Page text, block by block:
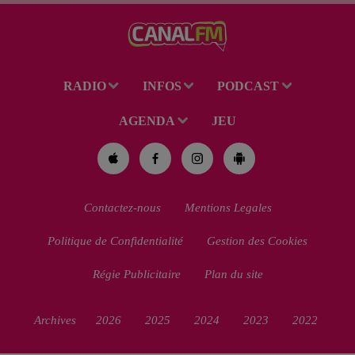
de 38 ans a été mis en examen
pour homicide...
RADIO INFOS PODCAST
AGENDA JEU
Contactez-nous Mentions Legales
Politique de Confidentialité Gestion des Cookies
Régie Publicitaire Plan du site
Archives 2026 2025 2024 2023 2022